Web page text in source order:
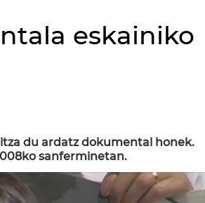
eskainiko
du ardatz dokumental honek.
sanferminetan.